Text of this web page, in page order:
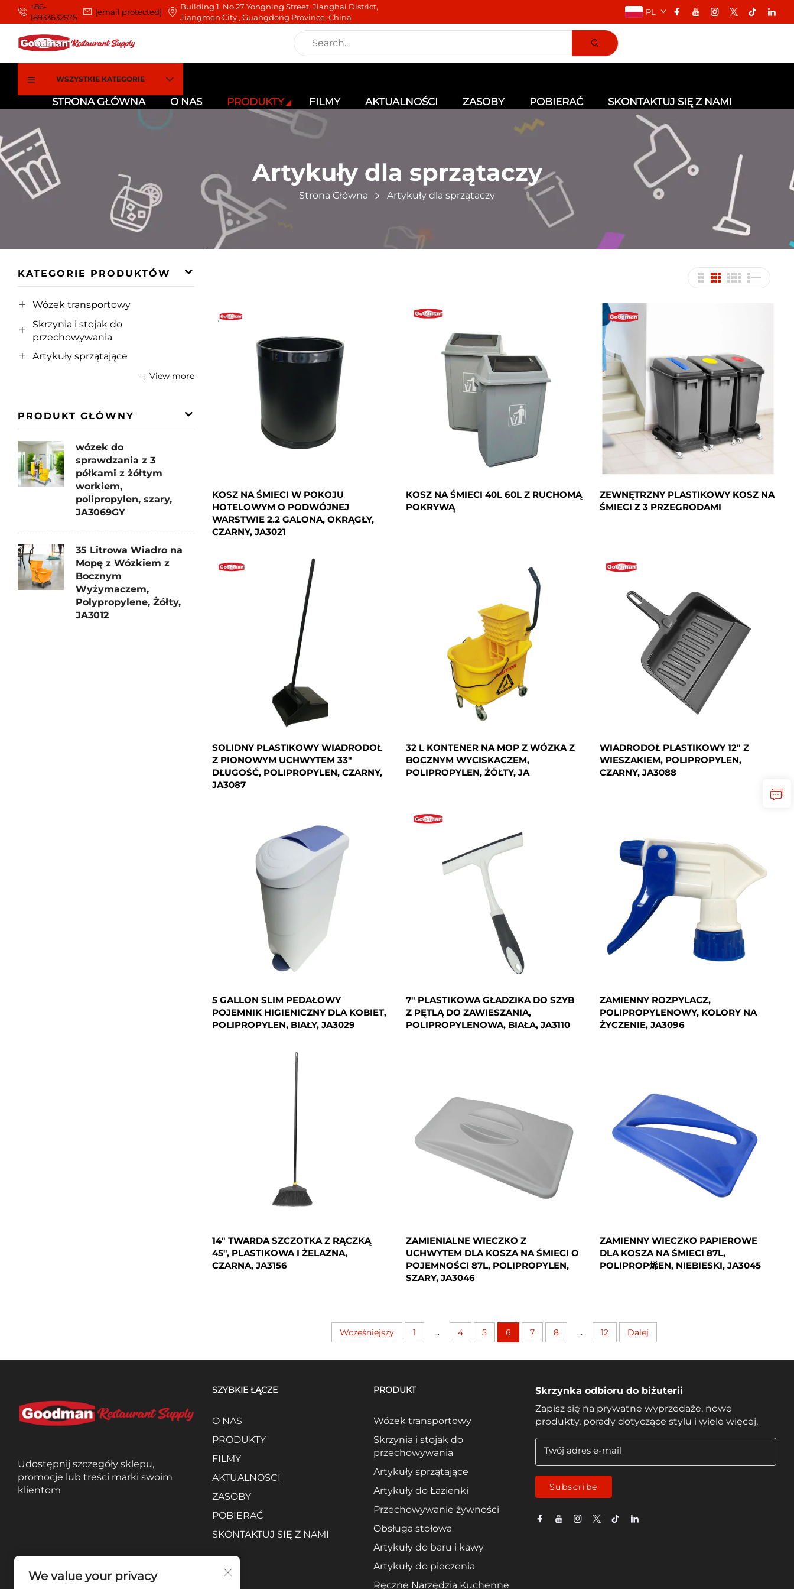
+86-
18933632575
[email protected]
Building 1, No.27 Yongning Street, Jianghai District,
Jiangmen City , Guangdong Province, China
PL
WSZYSTKIE KATEGORIE
STRONA GŁÓWNA O NAS PRODUKTY FILMY AKTUALNOŚCI ZASOBY POBIERAĆ SKONTAKTUJ SIĘ Z NAMI
Artykuły dla sprzątaczy
Strona Główna Artykuły dla sprzątaczy
KATEGORIE PRODUKTÓW
Wózek transportowy
Skrzynia i stojak do
przechowywania
Artykuły sprzątające
View more
PRODUKT GŁÓWNY
wózek do
sprawdzania z 3
półkami z żółtym
workiem,
polipropylen, szary,
JA3069GY
35 Litrowa Wiadro na
Mopę z Wózkiem z
Bocznym
Wyżymaczem,
Polypropylene, Żółty,
JA3012
KOSZ NA ŚMIECI W POKOJU
HOTELOWYM O PODWÓJNEJ
WARSTWIE 2.2 GALONA, OKRĄGŁY,
CZARNY, JA3021
KOSZ NA ŚMIECI 40L 60L Z RUCHOMĄ
POKRYWĄ
ZEWNĘTRZNY PLASTIKOWY KOSZ NA
ŚMIECI Z 3 PRZEGRODAMI
SOLIDNY PLASTIKOWY WIADRODOŁ
Z PIONOWYM UCHWYTEM 33"
DŁUGOŚĆ, POLIPROPYLEN, CZARNY,
JA3087
32 L KONTENER NA MOP Z WÓZKA Z
BOCZNYM WYCISKACZEM,
POLIPROPYLEN, ŻÓŁTY, JA
WIADRODOŁ PLASTIKOWY 12" Z
WIESZAKIEM, POLIPROPYLEN,
CZARNY, JA3088
5 GALLON SLIM PEDAŁOWY
POJEMNIK HIGIENICZNY DLA KOBIET,
POLIPROPYLEN, BIAŁY, JA3029
7" PLASTIKOWA GŁADZIKA DO SZYB
Z PĘTLĄ DO ZAWIESZANIA,
POLIPROPYLENOWA, BIAŁA, JA3110
ZAMIENNY ROZPYLACZ,
POLIPROPYLENOWY, KOLORY NA
ŻYCZENIE, JA3096
14" TWARDA SZCZOTKA Z RĄCZKĄ
45", PLASTIKOWA I ŻELAZNA,
CZARNA, JA3156
ZAMIENIALNE WIECZKO Z
UCHWYTEM DLA KOSZA NA ŚMIECI O
POJEMNOŚCI 87L, POLIPROPYLEN,
SZARY, JA3046
ZAMIENNY WIECZKO PAPIEROWE
DLA KOSZA NA ŚMIECI 87L,
POLIPROP烯EN, NIEBIESKI, JA3045
Wcześniejszy 1 ... 4 5 6 7 8 ... 12 Dalej
Udostępnij szczegóły sklepu,
promocje lub treści marki swoim
klientom
SZYBKIE ŁĄCZE
O NAS
PRODUKTY
FILMY
AKTUALNOŚCI
ZASOBY
POBIERAĆ
SKONTAKTUJ SIĘ Z NAMI
PRODUKT
Wózek transportowy
Skrzynia i stojak do
przechowywania
Artykuły sprzątające
Artykuły do Łazienki
Przechowywanie żywności
Obsługa stołowa
Artykuły do baru i kawy
Artykuły do pieczenia
Ręczne Narzędzia Kuchenne
Skrzynka odbioru do biżuterii
Zapisz się na prywatne wyprzedaże, nowe
produkty, porady dotyczące stylu i wiele więcej.
Twój adres e-mail
Subscribe
We value your privacy